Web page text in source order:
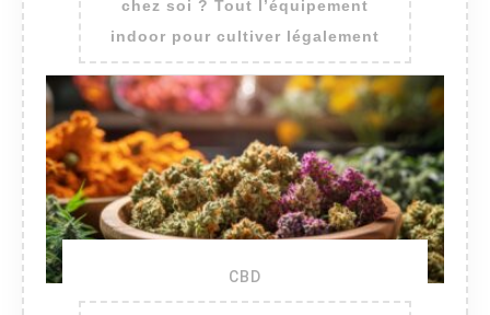
chez soi ? Tout l’équipement
indoor pour cultiver légalement
CBD